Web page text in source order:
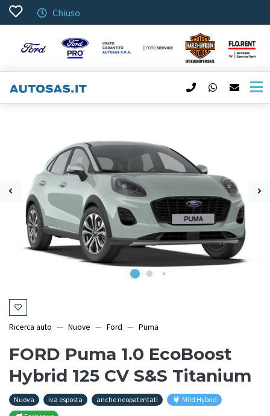
Chiuso
Ricerca auto Nuove Ford Puma
FORD Puma 1.0 EcoBoost
Hybrid 125 CV S&S Titanium
Nuova iva esposta anche neopatentati
Mild Hybrid